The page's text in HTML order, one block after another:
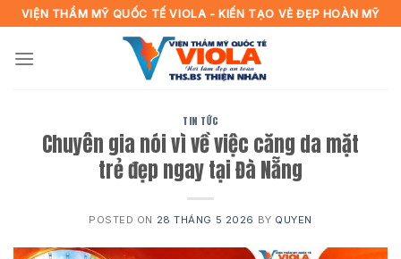
Skip
to
content
VIỆN THẨM MỸ QUỐC TẾ VIOLA - KIẾN TẠO VẺ ĐẸP HOÀN MỸ
TIN TỨC
Chuyên gia nói vì về việc căng da mặt
trẻ đẹp ngay tại Đà Nẵng
POSTED ON 28 THÁNG 5 2026 BY QUYEN